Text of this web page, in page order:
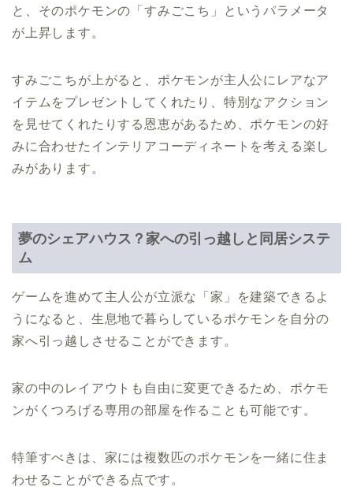
と、そのポケモンの「すみごこち」というパラメータ
が上昇します。
すみごこちが上がると、ポケモンが主人公にレアなア
イテムをプレゼントしてくれたり、特別なアクション
を見せてくれたりする恩恵があるため、ポケモンの好
みに合わせたインテリアコーディネートを考える楽し
みがあります。
夢のシェアハウス？家への引っ越しと同居システ
ム
ゲームを進めて主人公が立派な「家」を建築できるよ
うになると、生息地で暮らしているポケモンを自分の
家へ引っ越しさせることができます。
家の中のレイアウトも自由に変更できるため、ポケモ
ンがくつろげる専用の部屋を作ることも可能です。
特筆すべきは、家には複数匹のポケモンを一緒に住ま
わせることができる点です。